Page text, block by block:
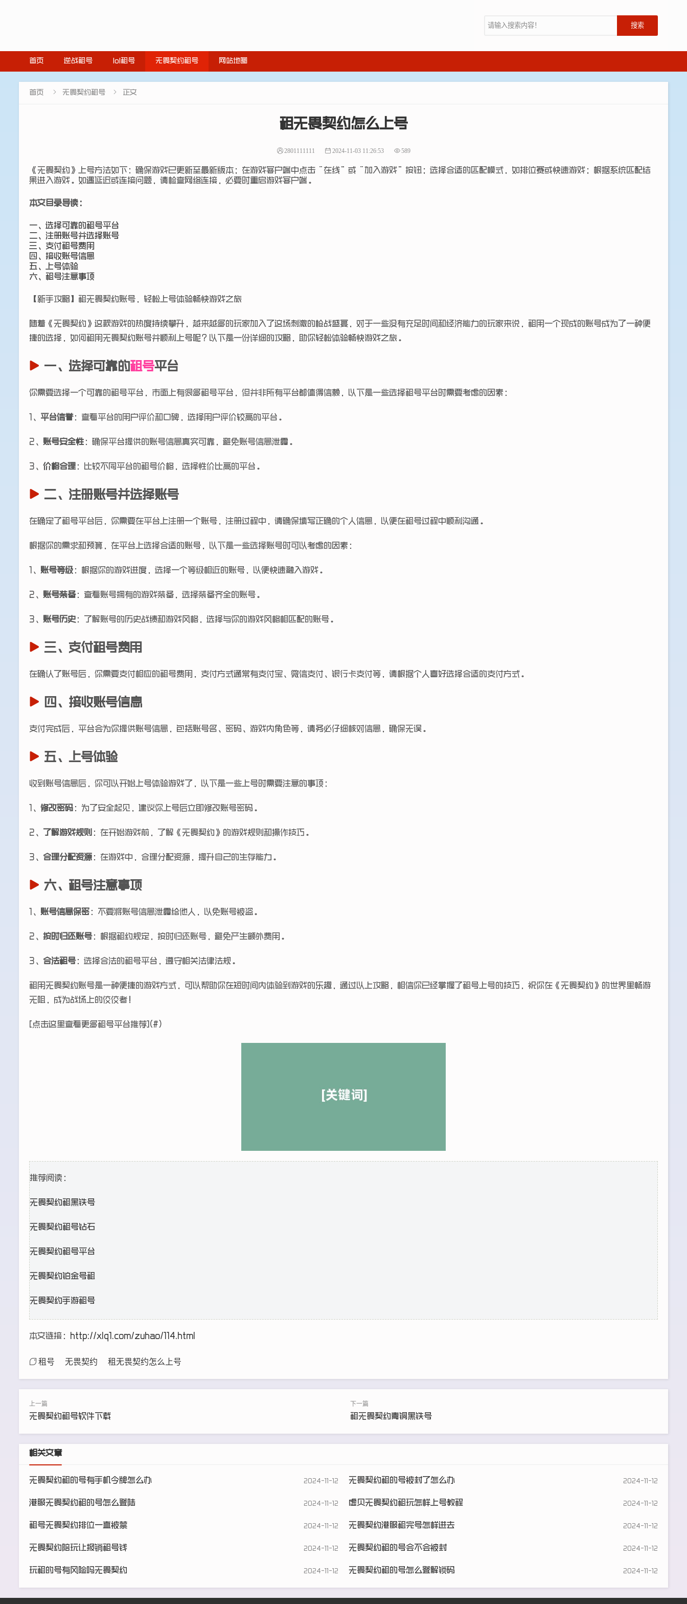
搜索
首页 逆战租号 lol租号 无畏契约租号 网站地图
首页  无畏契约租号  正文
租无畏契约怎么上号
2801111111 2024-11-03 11:26:53 589
《无畏契约》上号方法如下：确保游戏已更新至最新版本；在游戏客户端中点击“在线”或“加入游戏”按钮；选择合适的匹配模式，如排位赛或快速游戏；根据系统匹配结
果进入游戏。如遇延迟或连接问题，请检查网络连接，必要时重启游戏客户端。
本文目录导读：
一、选择可靠的租号平台
二、注册账号并选择账号
三、支付租号费用
四、接收账号信息
五、上号体验
六、租号注意事项
【新手攻略】租无畏契约账号，轻松上号体验畅快游戏之旅
随着《无畏契约》这款游戏的热度持续攀升，越来越多的玩家加入了这场刺激的枪战盛宴，对于一些没有充足时间和经济能力的玩家来说，租用一个现成的账号成为了一种便
捷的选择，如何租用无畏契约账号并顺利上号呢？以下是一份详细的攻略，助你轻松体验畅快游戏之旅。
一、选择可靠的租号平台
你需要选择一个可靠的租号平台，市面上有很多租号平台，但并非所有平台都值得信赖，以下是一些选择租号平台时需要考虑的因素：
1、 平台信誉：查看平台的用户评价和口碑，选择用户评价较高的平台。
2、 账号安全性 ：确保平台提供的账号信息真实可靠，避免账号信息泄露。
3、 价格合理：比较不同平台的租号价格，选择性价比高的平台。
二、注册账号并选择账号
在确定了租号平台后，你需要在平台上注册一个账号，注册过程中，请确保填写正确的个人信息，以便在租号过程中顺利沟通。
根据你的需求和预算，在平台上选择合适的账号，以下是一些选择账号时可以考虑的因素：
1、 账号等级 ：根据你的游戏进度，选择一个等级相近的账号，以便快速融入游戏。
2、 账号装备：查看账号拥有的游戏装备，选择装备齐全的账号。
3、 账号历史：了解账号的历史战绩和游戏风格，选择与你的游戏风格相匹配的账号。
三、支付租号费用
在确认了账号后，你需要支付相应的租号费用，支付方式通常有支付宝、微信支付、银行卡支付等，请根据个人喜好选择合适的支付方式。
四、接收账号信息
支付完成后，平台会为你提供账号信息，包括账号名、密码、游戏内角色等，请务必仔细核对信息，确保无误。
五、上号体验
收到账号信息后，你可以开始上号体验游戏了，以下是一些上号时需要注意的事项：
1、 修改密码 ：为了安全起见，建议你上号后立即修改账号密码。
2、 了解游戏规则 ：在开始游戏前，了解《无畏契约》的游戏规则和操作技巧。
3、 合理分配资源 ：在游戏中，合理分配资源，提升自己的生存能力。
六、租号注意事项
1、 账号信息保密：不要将账号信息泄露给他人，以免账号被盗。
2、 按时归还账号：根据租约规定，按时归还账号，避免产生额外费用。
3、 合法租号：选择合法的租号平台，遵守相关法律法规。
租用无畏契约账号是一种便捷的游戏方式，可以帮助你在短时间内体验到游戏的乐趣，通过以上攻略，相信你已经掌握了租号上号的技巧，祝你在《无畏契约》的世界里畅游
无阻，成为战场上的佼佼者！
[点击这里查看更多租号平台推荐](#)
推荐阅读：
无畏契约租黑铁号
无畏契约租号钻石
无畏契约租号平台
无畏契约铂金号租
无畏契约手游租号
本文链接： http://xlq1.com/zuhao/114.html
租号 无畏契约 租无畏契约怎么上号
无畏契约租号软件下载 租无畏契约青铜黑铁号
相关文章
2024-11-12
无畏契约租的号有手机令牌怎么办 2024-11-12
无畏契约租的号被封了怎么办
2024-11-12
港服无畏契约租的号怎么登陆 2024-11-12
虚贝无畏契约租玩怎样上号教程
2024-11-12
租号无畏契约排位一直被禁 2024-11-12
无畏契约港服租完号怎样进去
2024-11-12
无畏契约陪玩让报销租号钱 2024-11-12
无畏契约租的号会不会被封
2024-11-12
玩租的号有风险吗无畏契约 2024-11-12
无畏契约租的号怎么登解锁码